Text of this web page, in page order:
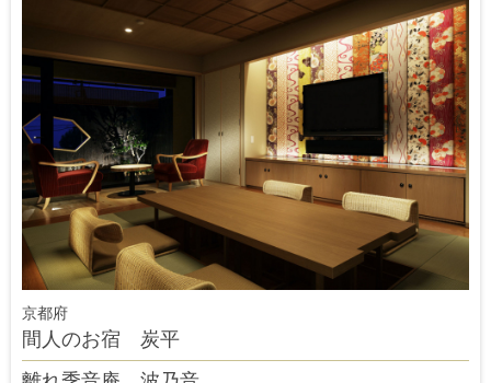
京都府
間人のお宿 炭平